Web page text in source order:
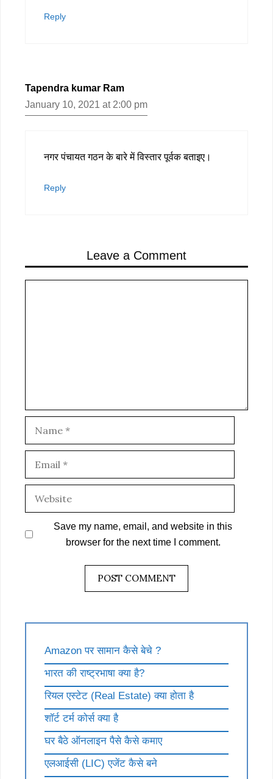
Reply
Tapendra kumar Ram
January 10, 2021 at 2:00 pm
नगर पंचायत गठन के बारे में विस्तार पूर्वक बताइए।
Reply
Leave a Comment
Save my name, email, and website in this
browser for the next time I comment.
Amazon पर सामान कैसे बेचे ?
भारत की राष्ट्रभाषा क्या है?
रियल एस्टेट (Real Estate) क्या होता है
शॉर्ट टर्म कोर्स क्या है
घर बैठे ऑनलाइन पैसे कैसे कमाए
एलआईसी (LIC) एजेंट कैसे बने